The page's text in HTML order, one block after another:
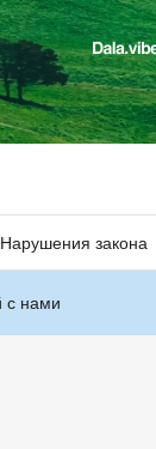
Нарушения закона
с нами